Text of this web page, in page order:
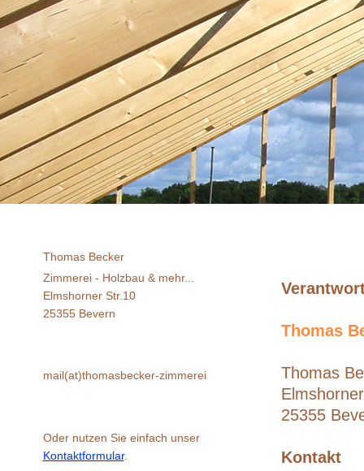
Thomas
Thomas
25355
Kontakt
Thomas Becker
Zimmerei - Holzbau & mehr...
Elmshorner Str.10
25355 Bevern
mail(at)thomasbecker-zimmerei
Oder nutzen Sie einfach unser
Kontaktformular.